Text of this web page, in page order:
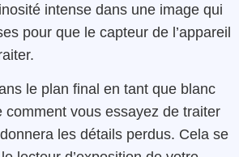
intense dans une image qui
pour que le capteur de l’appareil
le plan final en tant que blanc
comment vous essayez de traiter
les détails perdus. Cela se